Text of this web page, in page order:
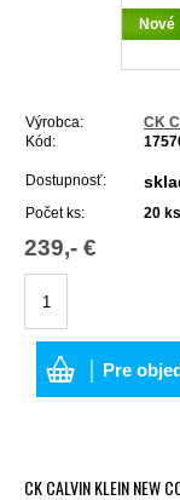
Nové
Výrobca:
CK
Kód:
Dostupnosť:
Počet ks: 20 ks
239,- €
│ Pre
CK CALVIN KLEIN NEW